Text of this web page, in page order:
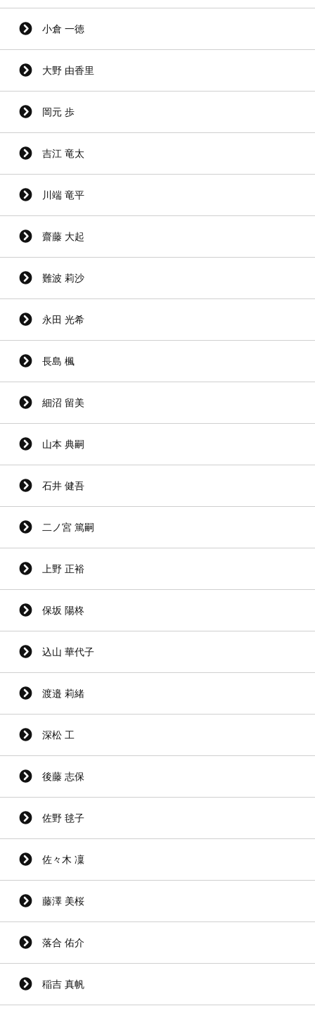
小倉 一徳
大野 由香里
岡元 歩
吉江 竜太
川端 竜平
齋藤 大起
難波 莉沙
永田 光希
長島 楓
細沼 留美
山本 典嗣
石井 健吾
二ノ宮 篤嗣
上野 正裕
保坂 陽柊
込山 華代子
渡邉 莉緒
深松 工
後藤 志保
佐野 毬子
佐々木 凜
藤澤 美桜
落合 佑介
稲吉 真帆